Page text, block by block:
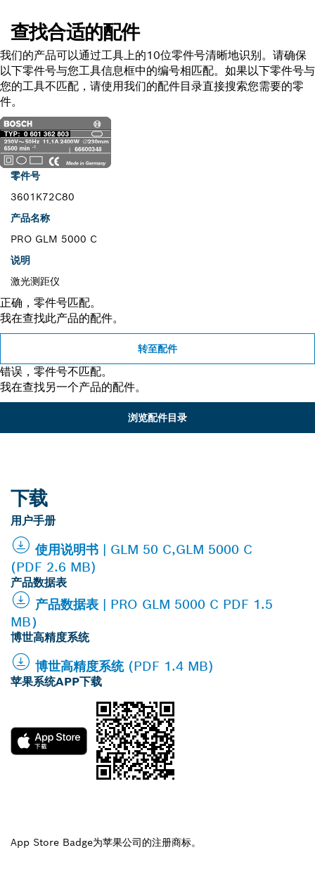
查找合适的配件
我们的产品可以通过工具上的10位零件号清晰地识别。请确保
以下零件号与您工具信息框中的编号相匹配。如果以下零件号与
您的工具不匹配，请使用我们的配件目录直接搜索您需要的零
件。
零件号
3601K72C80
产品名称
PRO GLM 5000 C
说明
激光测距仪
正确，零件号匹配。
我在查找此产品的配件。
转至配件
错误，零件号不匹配。
我在查找另一个产品的配件。
浏览配件目录
下载
用户手册
使用说明书 | GLM 50 C,GLM 5000 C
(PDF 2.6 MB)
产品数据表
产品数据表 | PRO GLM 5000 C PDF 1.5
MB）
博世高精度系统
博世高精度系统 (PDF 1.4 MB)
苹果系统APP下载
App Store Badge为苹果公司的注册商标。